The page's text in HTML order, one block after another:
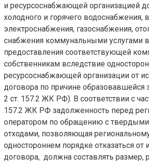
и ресурсоснабжающей организацией
холодного и горячего водоснабжения,
электроснабжения, газоснабжения,
снабжения коммунальными услугами
предоставления соответствующей
собственникам вследствие
ресурсоснабжающей организации от
договора по причине образовавшейся
2 ст. 157.2 ЖК РФ). В соответствии с
157.2 ЖК РФ задолженность перед
оператором по обращению с
отходами, позволяющая
одностороннем порядке отказаться от
договора, должна составлять размер,